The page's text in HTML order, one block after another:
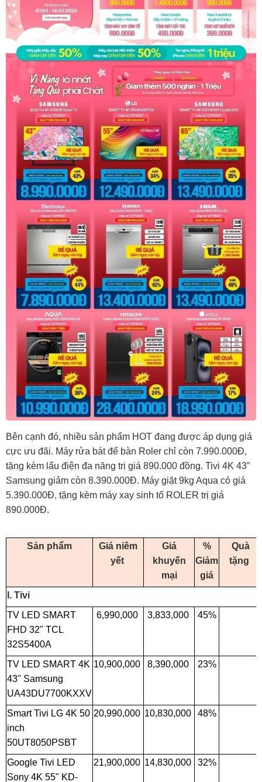
Bên cạnh đó, nhiều sản phẩm HOT đang được áp dụng giá
cực ưu đãi. Máy rửa bát để bàn Roler chỉ còn 7.990.000Đ,
tặng kèm lẩu điện đa năng trị giá 890.000 đồng. Tivi 4K 43”
Samsung giảm còn 8.390.000Đ. Máy giặt 9kg Aqua có giá
5.390.000Đ, tặng kèm máy xay sinh tố ROLER trị giá
890.000Đ.
Sản phẩm
Giá niêm
yết
Giá
khuyến
mại
%
Giảm
giá
Quà
tặng
I. Tivi
TV LED SMART
FHD 32" TCL
32S5400A
6,990,000 3,833,000 45%
TV LED SMART 4K
43'' Samsung
UA43DU7700KXXV
10,900,000 8,390,000 23%
Smart Tivi LG 4K 50
inch
50UT8050PSBT
20,990,000 10,830,000 48%
Google Tivi LED
Sony 4K 55" KD-
21,900,000 14,830,000 32%